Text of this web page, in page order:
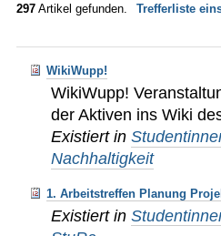
297 Artikel gefunden.
Trefferliste
WikiWupp!
WikiWupp!
der Aktiven ins Wiki
Existiert in
Nachhaltigkeit
1. Arbeitstreffen Planung
Existiert in